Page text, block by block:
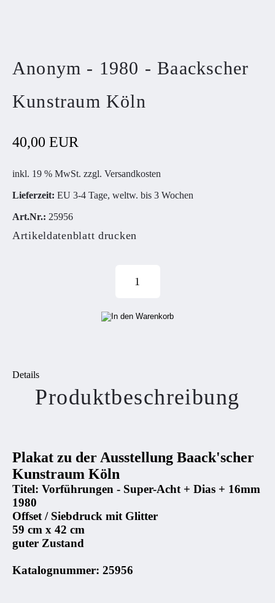
Anonym - 1980 - Baackscher
Kunstraum Köln
40,00 EUR
inkl. 19 % MwSt. zzgl. Versandkosten
Lieferzeit: EU 3-4 Tage, weltw. bis 3 Wochen
Art.Nr.: 25956
Artikeldatenblatt drucken
Details
Produktbeschreibung
Plakat zu der Ausstellung Baack'scher
Kunstraum Köln
Titel: Vorführungen - Super-Acht + Dias + 16mm
1980
Offset / Siebdruck mit Glitter
59 cm x 42 cm
guter Zustand
Katalognummer: 25956